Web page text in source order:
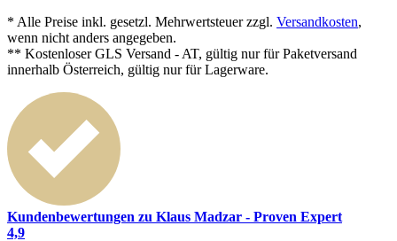
* Alle Preise inkl. gesetzl. Mehrwertsteuer zzgl. Versandkosten,
wenn nicht anders angegeben.
** Kostenloser GLS Versand - AT, gültig nur für Paketversand
innerhalb Österreich, gültig nur für Lagerware.
Kundenbewertungen zu Klaus Madzar - Proven Expert
4,9